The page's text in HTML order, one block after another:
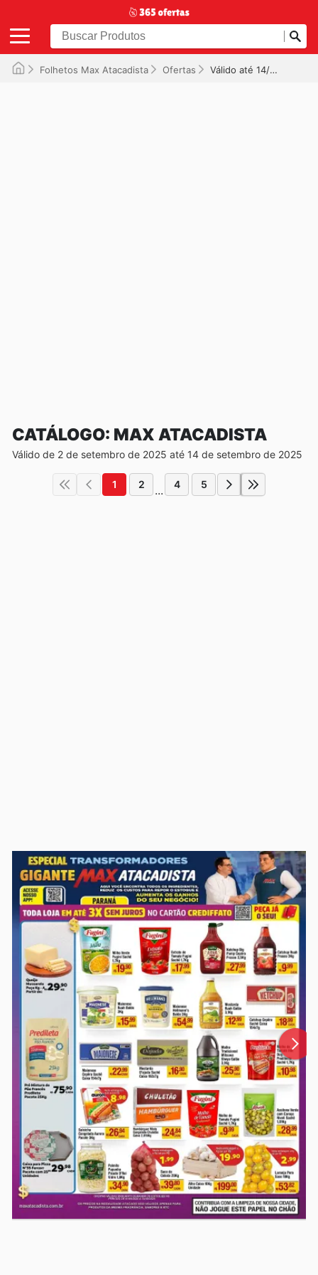
Folhetos Max Atacadista Ofertas Válido até 14/09/2025
CATÁLOGO: MAX ATACADISTA
Válido de 2 de setembro de 2025 até 14 de setembro de 2025
1 2 ... 4 5